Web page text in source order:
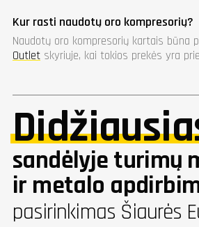
Kur rasti naudotų oro kompresorių?
Naudotų oro kompresorių kartais būna
Outlet skyriuje, kai tokios prekės yra
sandėlyje turimų
ir metalo
pasirinkimas Šiaurės